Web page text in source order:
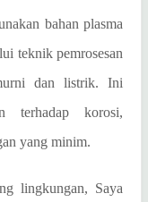
bahan plasma
teknik pemrosesan
dan listrik. Ini
terhadap korosi,
yang minim.
lingkungan, Saya